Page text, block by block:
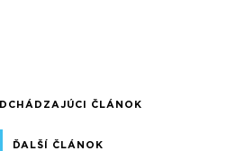
ČLÁNOK
ĎALŠÍ ČLÁNOK